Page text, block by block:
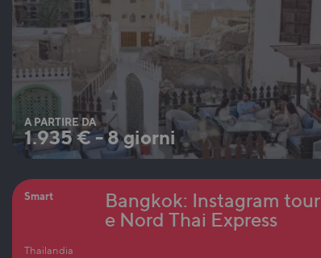
A PARTIRE DA
1.935€-8 giorni
Smart
Thailandia
Bangkok: Instagram tour
e Nord Thai Express